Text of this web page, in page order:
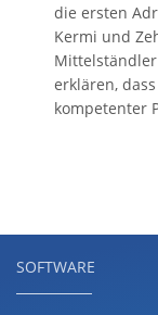
die ersten
Kermi und
erklären,
kompetenter
SOFTWARE